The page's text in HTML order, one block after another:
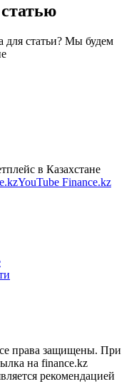
для статьи? Мы будем
в Казахстане
YouTube Finance.kz
права защищены. При
на finance.kz
рекомендацией